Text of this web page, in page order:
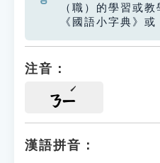
（職）的學習或
《國語小字典》
注音：
ㄋㄧ
漢語拼音：